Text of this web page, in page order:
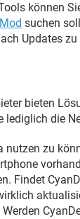
können
suchen
Updates
bieten
lediglich die
nutzen zu
Findet